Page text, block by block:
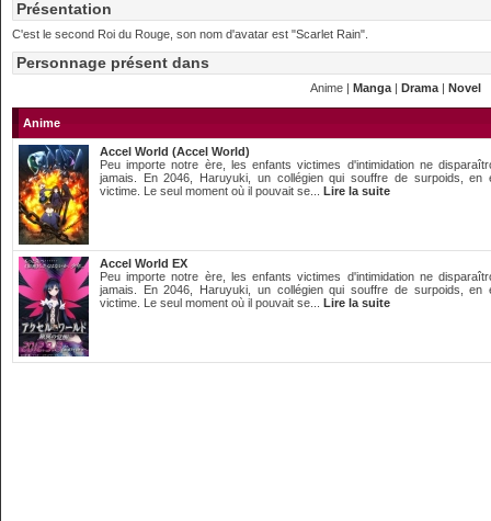
Présentation
C'est le second Roi du Rouge, son nom d'avatar est "Scarlet Rain".
Personnage présent dans
Anime | Manga | Drama | Novel
Anime
Accel World (Accel World)
Peu importe notre ère, les enfants victimes d'intimidation ne
jamais. En 2046, Haruyuki, un collégien qui souffre de surpoids, en
victime. Le seul moment où il pouvait se... Lire la suite
Accel World EX
Peu importe notre ère, les enfants victimes d'intimidation ne
jamais. En 2046, Haruyuki, un collégien qui souffre de surpoids, en
victime. Le seul moment où il pouvait se... Lire la suite